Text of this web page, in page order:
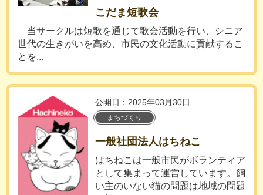
こだま短歌会
当サークルは短歌を通じて歌会活動を行い、シニア
世代の生きがいを高め、市民の文化活動に貢献するこ
とを...
公開日：2025年03月30日
まちづくり
一般社団法人はちねこ
はちねこは一般市民がボランティア
として集まって運営しています。飼
い主のいない猫の問題は地域の問題